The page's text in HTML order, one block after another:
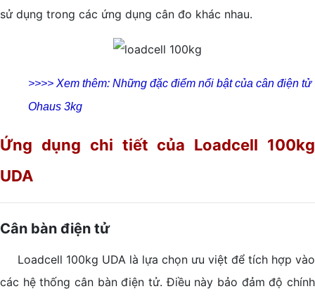
sử dụng trong các ứng dụng cân đo khác nhau.
>>>> Xem thêm: Những đặc điểm nổi bật của cân điện tử
Ohaus 3kg
Ứng dụng chi tiết của Loadcell 100kg
UDA
Cân bàn điện tử
Loadcell 100kg UDA là lựa chọn ưu việt để tích hợp vào
các hệ thống cân bàn điện tử. Điều này bảo đảm độ chính